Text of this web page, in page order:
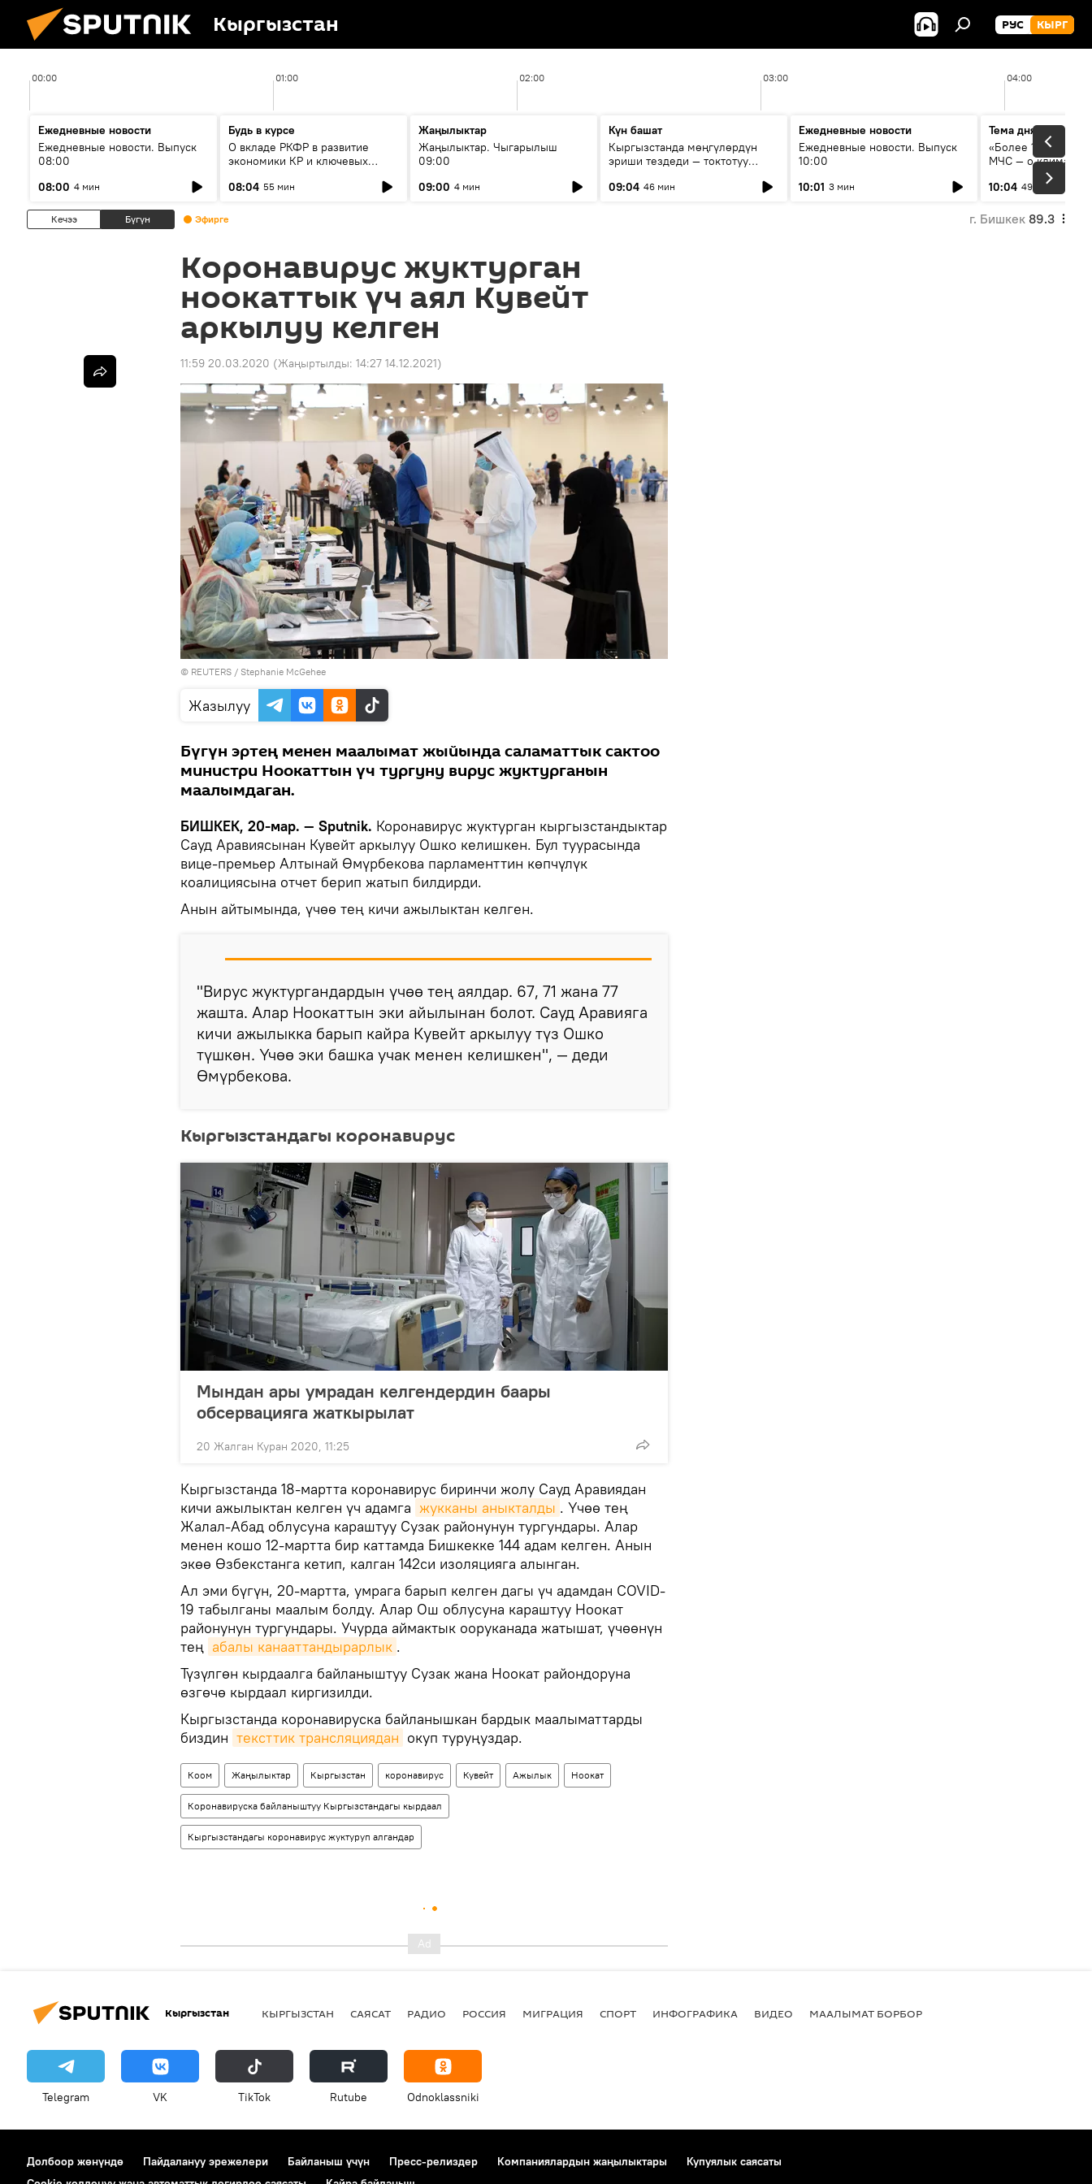
Кыргызстан РУС КЫРГ
00:00 01:00 02:00 03:00 04:00
Ежедневные новости
Ежедневные новости. Выпуск
08:00
08:00 4 мин
Будь в курсе
О вкладе РКФР в развитие
экономики КР и ключевых
08:04 55 мин
Жаңылыктар
Жаңылыктар. Чыгарылыш
09:00
09:00 4 мин
Күн башат
Кыргызстанда мөңгүлөрдүн
эриши тездеди — токтотуу
09:04 46 мин
Ежедневные новости
Ежедневные новости. Выпуск
10:00
10:01 3 мин
Тема дня
«Более 1200 сёл в
МЧС — о климате,
системе
населения
10:04 49 мин
Кечээ Бүгүн Эфирге г. Бишкек 89.3
Коронавирус жуктурган
ноокаттык үч аял Кувейт
аркылуу келген
11:59 20.03.2020 (Жаңыртылды: 14:27 14.12.2021)
© REUTERS / Stephanie McGehee
Жазылуу
Бүгүн эртең менен маалымат жыйында саламаттык сактоо
министри Ноокаттын үч тургуну вирус жуктурганын
маалымдаган.
БИШКЕК, 20-мар. — Sputnik. Коронавирус жуктурган кыргызстандыктар
Сауд Аравиясынан Кувейт аркылуу Ошко келишкен. Бул туурасында
вице-премьер Алтынай Өмүрбекова парламенттин көпчүлүк
коалициясына отчет берип жатып билдирди.
Анын айтымында, үчөө тең кичи ажылыктан келген.
"Вирус жуктургандардын үчөө тең аялдар. 67, 71 жана 77
жашта. Алар Ноокаттын эки айылынан болот. Сауд Аравияга
кичи ажылыкка барып кайра Кувейт аркылуу түз Ошко
түшкөн. Үчөө эки башка учак менен келишкен", — деди
Өмүрбекова.
Кыргызстандагы коронавирус
Мындан ары умрадан келгендердин баары
обсервацияга жаткырылат
20 Жалган Куран 2020, 11:25
Кыргызстанда 18-мартта коронавирус биринчи жолу Сауд Аравиядан
кичи ажылыктан келген үч адамга жукканы аныкталды . Үчөө тең
Жалал-Абад облусуна караштуу Сузак районунун тургундары. Алар
менен кошо 12-мартта бир каттамда Бишкекке 144 адам келген. Анын
экөө Өзбекстанга кетип, калган 142си изоляцияга алынган.
Ал эми бүгүн, 20-мартта, умрага барып келген дагы үч адамдан COVID-
19 табылганы маалым болду. Алар Ош облусуна караштуу Ноокат
районунун тургундары. Учурда аймактык ооруканада жатышат, үчөөнүн
тең абалы канааттандырарлык .
Түзүлгөн кырдаалга байланыштуу Сузак жана Ноокат райондоруна
өзгөчө кырдаал киргизилди.
Кыргызстанда коронавируска байланышкан бардык маалыматтарды
биздин тексттик трансляциядан окуп туруңуздар.
Коом Жаңылыктар Кыргызстан коронавирус Кувейт Ажылык Ноокат
Коронавируска байланыштуу Кыргызстандагы кырдаал
Кыргызстандагы коронавирус жуктуруп алгандар
Кыргызстан КЫРГЫЗСТАН САЯСАТ РАДИО РОССИЯ МИГРАЦИЯ СПОРТ ИНФОГРАФИКА ВИДЕО МААЛЫМАТ БОРБОР
Telegram VK ТikТоk Rutube Odnoklassniki
Долбоор жөнүндө Пайдалануу эрежелери Байланыш үчүн Пресс-релиздер Компаниялардын жаңылыктары
Купуялык саясаты